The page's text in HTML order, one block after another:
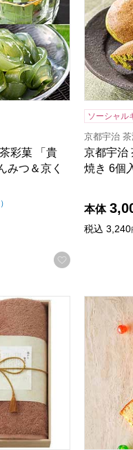
彩菓 「貴
みつ＆京く
点満点中）
評価
）
お気に入りに
ソーシャル
京都宇治
京都宇治
焼き 6個
本体
税込 3,240
ルギフト(木箱入り)【贈
ホテルニ
索したい金額を入力して